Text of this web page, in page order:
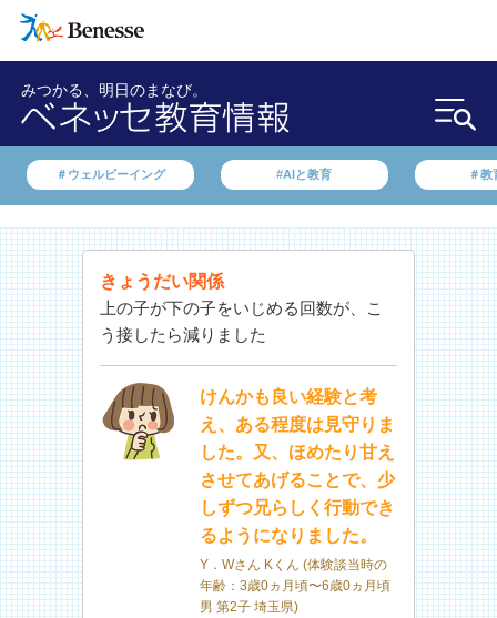
みつかる、明日のまなび。
＃ウェルビーイング #AIと教育 ＃教
きょうだい関係
上の子が下の子をいじめる回数が、こ
う接したら減りました
けんかも良い経験と考
え、ある程度は見守りま
した。又、ほめたり甘え
させてあげることで、少
しずつ兄らしく行動でき
るようになりました。
Y．Wさん Kくん (体験談当時の
年齢：3歳0ヵ月頃〜6歳0ヵ月頃
男 第2子 埼玉県)